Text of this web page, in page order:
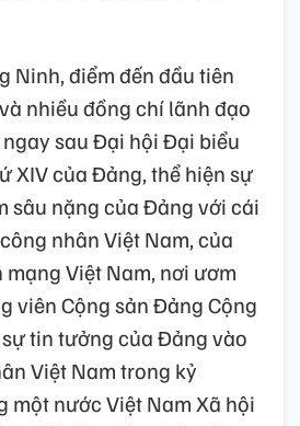
Ninh, điểm đến đầu tiên
nhiều đồng chí lãnh đạo
sau Đại hội Đại biểu
XIV của Đảng, thể hiện sự
sâu nặng của Đảng với cái
nhân Việt Nam, của
Việt Nam, nơi ươm
viên Cộng sản Đảng Cộng
tin tưởng của Đảng vào
Việt Nam trong kỷ
một nước Việt Nam Xã hội